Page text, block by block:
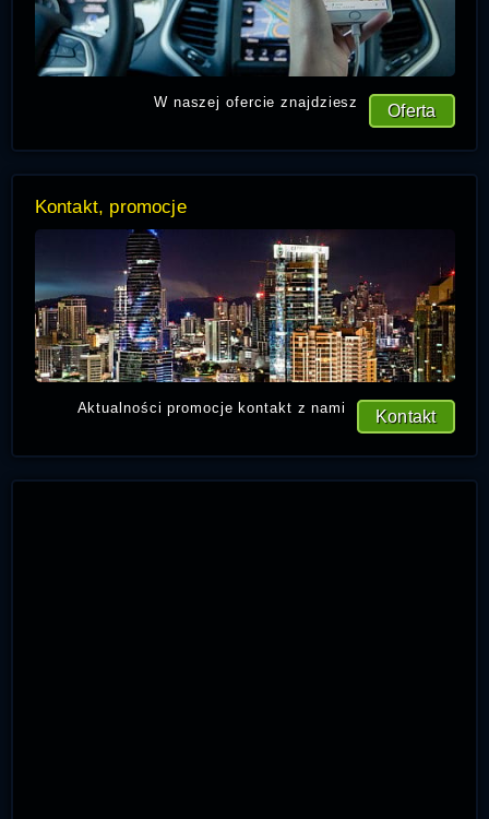
Oferta
W naszej ofercie znajdziesz
Kontakt, promocje
Kontakt
Aktualności promocje kontakt z nami